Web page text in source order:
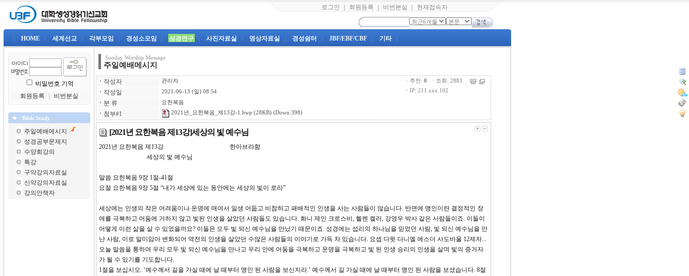
로그인 회원등록 비번분실 현재접속자
HOME 세계선교 각부모임 경성소모임 성경연구 사진자료실 영상자료실 경성쉼터 JBF/EBF/CBF 기타
비밀번호 기억
회원등록
비번분실
Bible Study
주일예배메시지
성경공부문제지
수양회강의
특강
구약강의자료실
신약강의자료실
강의안책자
Sunday Worship Message
주일예배메시지
ㆍ 작성자 관리자
ㆍ 작성일 2021-06-13 (일) 08:54
ㆍ 분 류 요한복음
ㆍ 첨부#1 2021년_요한복음_제13강-1.hwp (28KB) (Down:398)
ㆍ추천: 0 ㆍ조회: 2883
ㆍ IP: 211.xxx.102
[2021년 요한복음 제13강]세상의 빛 예수님
2021년 요한복음 제13강 한아브라함
세상의 빛 예수님
말씀 요한복음 9장 1절-41절
요절 요한복음 9장 5절 “내가 세상에 있는 동안에는 세상의 빛이 로라”
세상에는 인생의 작은 어려움이나 운명에 매여서 일생 어둡고 비참하고 패배적인 인생을 사는 사람들이 많습니다. 반면에 맹인이란 결정적인 장
애를 극복하고 어둠에 거하지 않고 빛된 인생을 살았던 사람들도 있습니다. 화니 제인 크로스비, 헬렌 켈러, 강영우 박사 같은 사람들이죠. 이들이
어떻게 이런 삶을 살 수 있었을까요? 이들은 모두 빛 되신 예수님을 만났기 때문이죠. 성경에는 섭리의 하나님을 믿었던 사람, 빛 되신 예수님을 만
난 사람, 이로 말미암아 변화되어 역전의 인생을 살았던 수많은 사람들의 이야기로 가득 차 있습니다. 요셉 다윗 다니엘 에스더 사도바울 12제자...
오늘 말씀을 통하여 우리 모두 빛 되신 예수님을 만나고 우리 안에 어둠을 극복하고 운명을 극복하고 빛 된 인생 승리의 인생을 살며 빛의 증거자
가 될 수 있기를 기도합니다.
1절을 보십시오. ‘예수께서 길을 가실 때에 날 때부터 맹인 된 사람을 보신지라.’ 예수께서 길 가실 때에 날 때부터 맹인 된 사람을 보셨습니다. 8절